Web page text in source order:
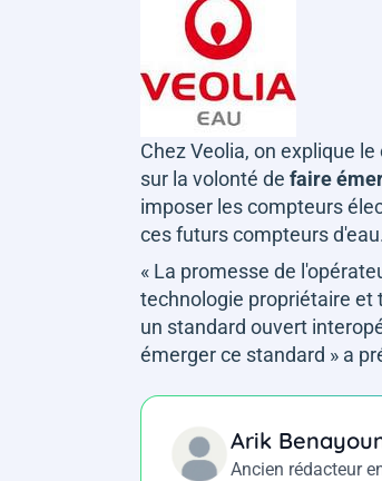
Chez Veolia, on explique
sur la volonté de faire
imposer les compteurs
ces futurs compteurs
« La promesse de
technologie propriétaire et
un standard ouvert
émerger ce standard » a
Arik
Ancien rédacteur